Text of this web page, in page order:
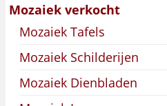
Mozaiek verkocht
Mozaiek Tafels
Mozaiek Schilderijen
Mozaiek Dienbladen